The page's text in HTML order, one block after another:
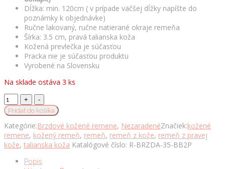
Dĺžka: min. 120cm ( v prípade väčšej dĺžky napíšte do
poznámky k objednávke)
Ručne lakovaný, ručne natierané okraje remeňa
Šírka: 3.5 cm, pravá talianska koža
Kožená prevlečka je súčasťou
Pracka nie je súčasťou produktu
Vyrobené na Slovensku
Na sklade ostáva 3 ks
Kožený
remeň
pre
opasky
s
prackou
brzdu,
Pridať do košíka
Kategórie:Brzdové kožené remene, NezaradenéZnačiek:kožené
remene, kožený remeň, remeň, remeň z kože, remeň z pravej
kože, talianska koža Katalógové číslo: R-BRZDA-35-BB2P
Popis